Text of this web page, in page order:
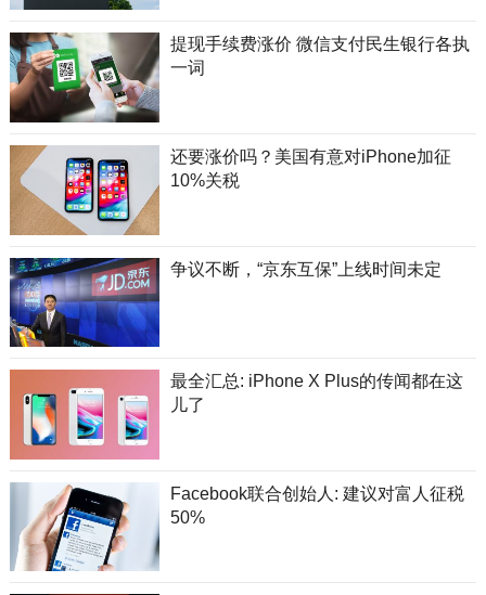
提现手续费涨价 微信支付民生银行各执
一词
还要涨价吗？美国有意对iPhone加征
10%关税
争议不断，“京东互保”上线时间未定
最全汇总: iPhone X Plus的传闻都在这
儿了
Facebook联合创始人: 建议对富人征税
50%